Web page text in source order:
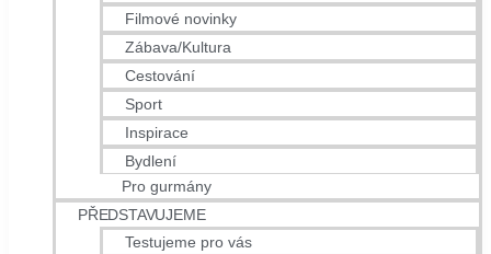
Filmové novinky
Zábava/Kultura
Cestování
Sport
Inspirace
Bydlení
Pro gurmány
PŘEDSTAVUJEME
Testujeme pro vás